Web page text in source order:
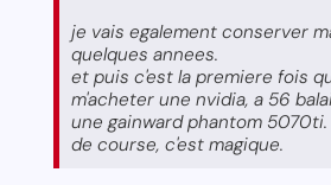
je vais egalement conserver
quelques annees.
et puis c'est la premiere fois
m'acheter une nvidia, a 56
une gainward phantom
de course, c'est magique.